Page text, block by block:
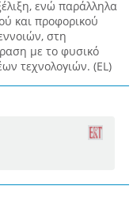
ενώ παράλληλα
και προφορικού
στη
με το φυσικό
τεχνολογιών. (EL)